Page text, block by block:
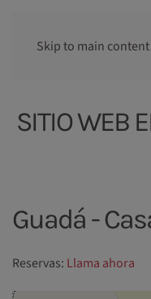
Skip to main content
SITIO WEB
Guadá -
Reservas: Llama ahora